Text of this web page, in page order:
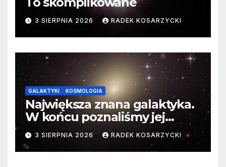
3 SIERPNIA 2026 RADEK KOSARZYCKI
GALAKTYKI KOSMOLOGIA
Największa znana galaktyka.
W końcu poznaliśmy jej
faktyczne wymiary
3 SIERPNIA 2026 RADEK KOSARZYCKI